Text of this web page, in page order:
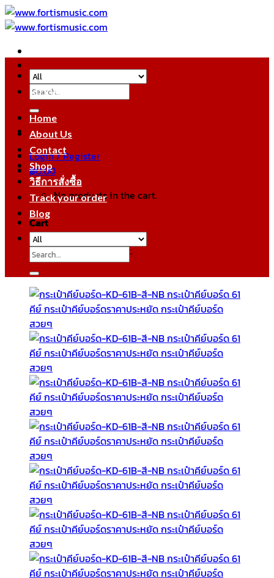
Skip
to
Search
for:
Login / Register
฿0.00
No products in the cart.
Cart
No products in the cart.
หมวดหมู่สินค้า
Home
About Us
Contact
Shop
วิธีการสั่งซื้อ
Track your order
Blog
Search
for: